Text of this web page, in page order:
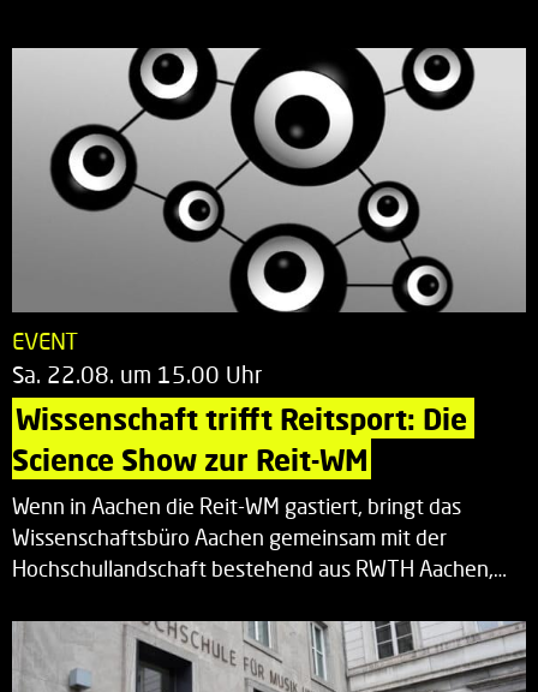
EVENT
Sa. 22.08. um 15.00 Uhr
Wissenschaft trifft Reitsport: Die
Science Show zur Reit-WM
Wenn in Aachen die Reit-WM gastiert, bringt das
Wissenschaftsbüro Aachen gemeinsam mit der
Hochschullandschaft bestehend aus RWTH Aachen,…